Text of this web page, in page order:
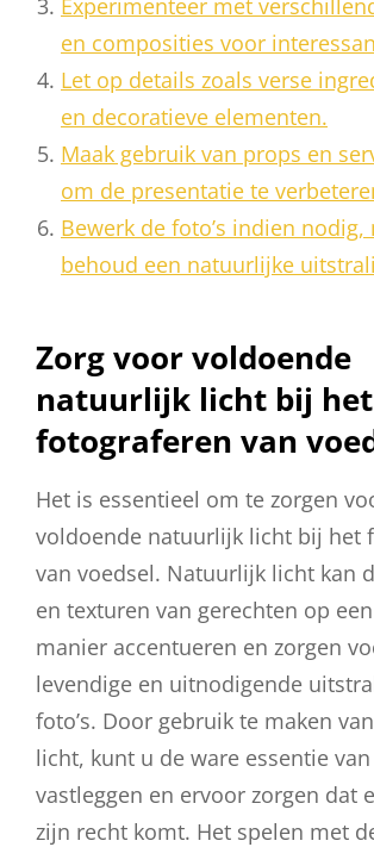
Experimenteer met
en composities voor
Let op details zoals verse
en decoratieve elementen.
Maak gebruik van props en
om de presentatie te
Bewerk de foto’s indien nodig,
behoud een natuurlijke
Zorg voor voldoende
natuurlijk licht bij het
fotograferen van
Het is essentieel om te zorgen
voldoende natuurlijk licht bij het
van voedsel. Natuurlijk licht kan
en texturen van gerechten op
manier accentueren en zorgen
levendige en uitnodigende
foto’s. Door gebruik te maken
licht, kunt u de ware essentie
vastleggen en ervoor zorgen dat
zijn recht komt. Het spelen met